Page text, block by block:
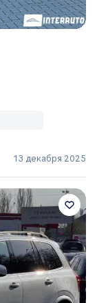
13 декабря 2025